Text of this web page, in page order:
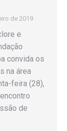
de 2019
e
convida os
na área
feira (28),
de